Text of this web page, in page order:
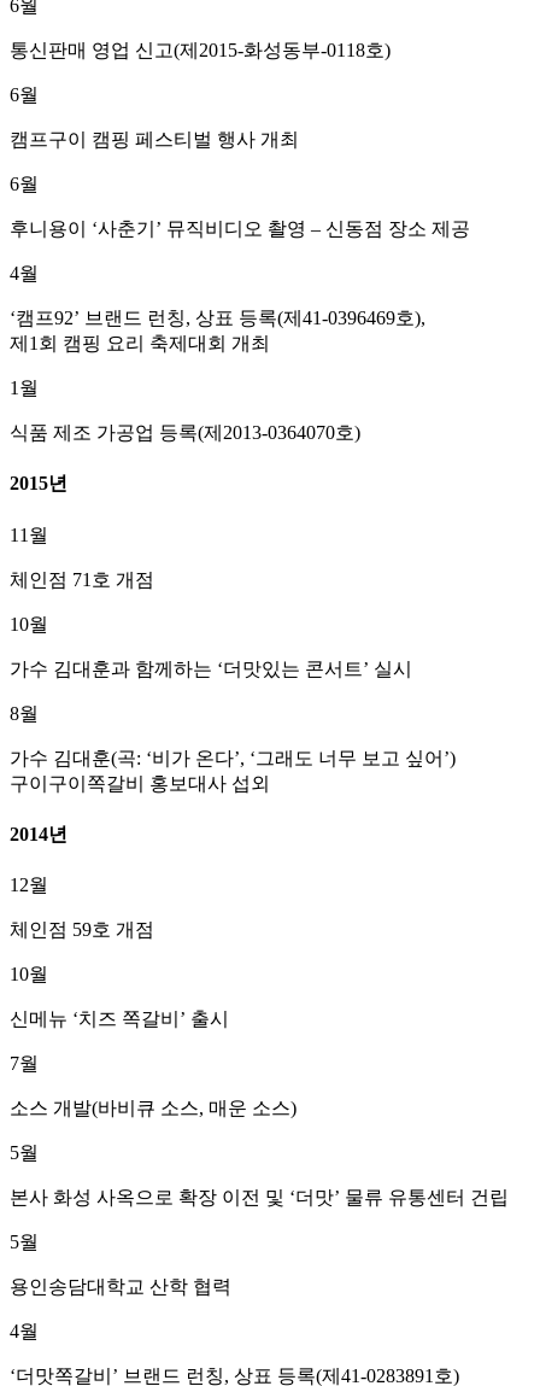
6월
통신판매 영업 신고(제2015-화성동부-0118호)
6월
캠프구이 캠핑 페스티벌 행사 개최
6월
후니용이 ‘사춘기’ 뮤직비디오 촬영 – 신동점 장소 제공
4월
‘캠프92’ 브랜드 런칭, 상표 등록(제41-0396469호),
제1회 캠핑 요리 축제대회 개최
1월
식품 제조 가공업 등록(제2013-0364070호)
2015년
11월
체인점 71호 개점
10월
가수 김대훈과 함께하는 ‘더맛있는 콘서트’ 실시
8월
가수 김대훈(곡: ‘비가 온다’, ‘그래도 너무 보고 싶어’)
구이구이쪽갈비 홍보대사 섭외
2014년
12월
체인점 59호 개점
10월
신메뉴 ‘치즈 쪽갈비’ 출시
7월
소스 개발(바비큐 소스, 매운 소스)
5월
본사 화성 사옥으로 확장 이전 및 ‘더맛’ 물류 유통센터 건립
5월
용인송담대학교 산학 협력
4월
‘더맛쪽갈비’ 브랜드 런칭, 상표 등록(제41-0283891호)